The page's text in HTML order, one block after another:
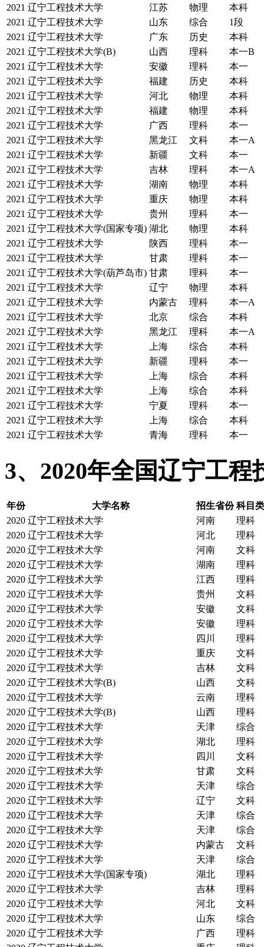
2021 辽宁工程技术大学 江苏 物理
本科
2021 辽宁工程技术大学 山东 综合
1段
2021 辽宁工程技术大学 广东 历史
本科
2021 辽宁工程技术大学(B) 山西 理科
本一B
2021 辽宁工程技术大学 安徽 理科
本一
2021 辽宁工程技术大学 福建 历史
本科
2021 辽宁工程技术大学 河北 物理
本科
2021 辽宁工程技术大学 福建 物理
本科
2021 辽宁工程技术大学 广西 理科
本一
2021 辽宁工程技术大学 黑龙江 文科
本一A
2021 辽宁工程技术大学 新疆 文科
本一
2021 辽宁工程技术大学 吉林 理科
本一A
2021 辽宁工程技术大学 湖南 物理
本科
2021 辽宁工程技术大学 重庆 物理
本科
2021 辽宁工程技术大学 贵州 理科
本一
2021 辽宁工程技术大学(国家专项) 湖北 物理
本科
2021 辽宁工程技术大学 陕西 理科
本一
2021 辽宁工程技术大学 甘肃 理科
本一
2021 辽宁工程技术大学(葫芦岛市) 甘肃 理科
本一
2021 辽宁工程技术大学 辽宁 物理
本科
2021 辽宁工程技术大学 内蒙古 理科
本一A
2021 辽宁工程技术大学 北京 综合
本科
2021 辽宁工程技术大学 黑龙江 理科
本一A
2021 辽宁工程技术大学 上海 综合
本科
2021 辽宁工程技术大学 新疆 理科
本一
2021 辽宁工程技术大学 上海 综合
本科
2021 辽宁工程技术大学 上海 综合
本科
2021 辽宁工程技术大学 宁夏 理科
本一
2021 辽宁工程技术大学 上海 综合
本科
2021 辽宁工程技术大学 青海 理科 本一
3、2020年全国辽宁工
年份 大学名称 招生省份 科目
2020 辽宁工程技术大学 河南
理科
2020 辽宁工程技术大学 河北
理科
2020 辽宁工程技术大学 河南
文科
2020 辽宁工程技术大学 湖南
理科
2020 辽宁工程技术大学 江西
理科
2020 辽宁工程技术大学 贵州
文科
2020 辽宁工程技术大学 安徽
文科
2020 辽宁工程技术大学 安徽
理科
2020 辽宁工程技术大学 四川
理科
2020 辽宁工程技术大学 重庆
文科
2020 辽宁工程技术大学 吉林
文科
2020 辽宁工程技术大学(B) 山西
文科
2020 辽宁工程技术大学 云南
理科
2020 辽宁工程技术大学(B) 山西
理科
2020 辽宁工程技术大学 天津
综合
2020 辽宁工程技术大学 湖北
理科
2020 辽宁工程技术大学 四川
文科
2020 辽宁工程技术大学 甘肃
文科
2020 辽宁工程技术大学 天津
综合
2020 辽宁工程技术大学 辽宁
文科
2020 辽宁工程技术大学 天津
综合
2020 辽宁工程技术大学 天津
综合
2020 辽宁工程技术大学 内蒙古
文科
2020 辽宁工程技术大学 天津
综合
2020 辽宁工程技术大学(国家专项) 湖北
理科
2020 辽宁工程技术大学 吉林
理科
2020 辽宁工程技术大学 河北
文科
2020 辽宁工程技术大学 山东
综合
2020 辽宁工程技术大学 广西
理科